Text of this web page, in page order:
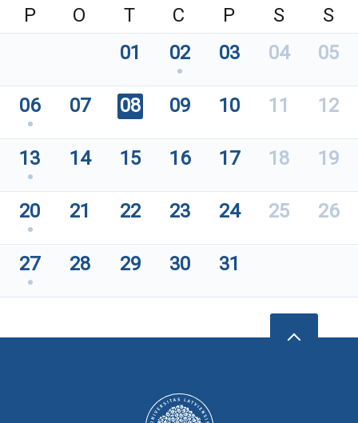
P O T C P S
S
01
02 03 04 05
06 07 08 09 10 11 12
13 14 15 16 17 18 19
20 21 22 23 24 25 26
27 28 29 30 31